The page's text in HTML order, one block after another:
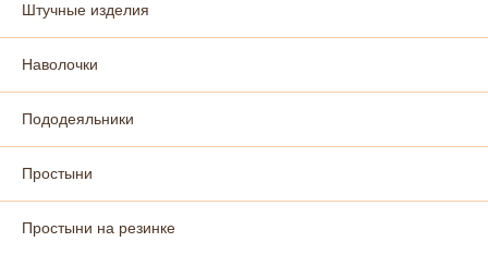
Штучные изделия
Наволочки
Пододеяльники
Простыни
Простыни на резинке